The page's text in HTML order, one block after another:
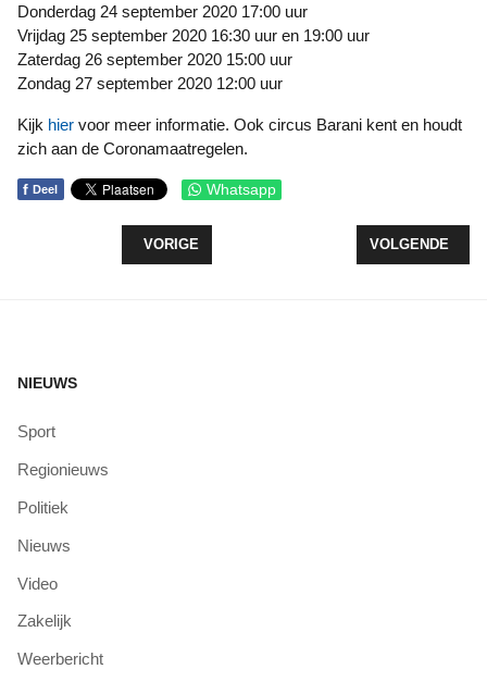
Donderdag 24 september 2020 17:00 uur
Vrijdag 25 september 2020 16:30 uur en 19:00 uur
Zaterdag 26 september 2020 15:00 uur
Zondag 27 september 2020 12:00 uur
Kijk hier voor meer informatie. Ook circus Barani kent en houdt
zich aan de Coronamaatregelen.
f Deel Whatsapp
VORIG ARTIKEL: BLUE SEALS GEEFT OPEN
VORIGE VOLGENDE
VOLGENDE
NIEUWS
Sport
Regionieuws
Politiek
Nieuws
Video
Zakelijk
Weerbericht